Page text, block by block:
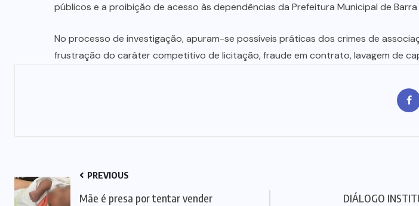
públicos e a proibição de acesso às dependências da Prefeitura Municipal de
No processo de investigação, apuram-se possíveis práticas dos crimes de
frustração do caráter competitivo de licitação, fraude em contrato, lavagem de
PREVIOUS
Mãe é presa por tentar vender
DIÁLOGO